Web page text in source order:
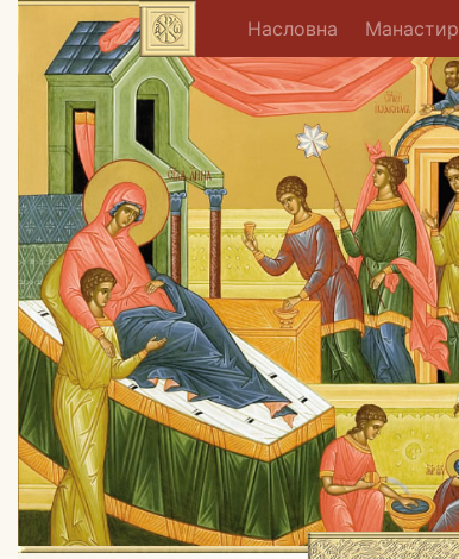
Насловна(current)
Манастир